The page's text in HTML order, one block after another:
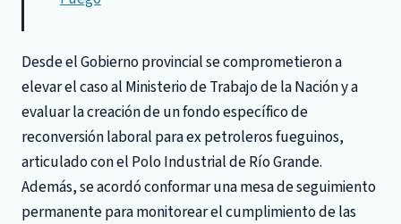
Desde el Gobierno provincial se comprometieron a
elevar el caso al Ministerio de Trabajo de la Nación y a
evaluar la creación de un fondo específico de
reconversión laboral para ex petroleros fueguinos,
articulado con el Polo Industrial de Río Grande.
Además, se acordó conformar una mesa de seguimiento
permanente para monitorear el cumplimiento de las